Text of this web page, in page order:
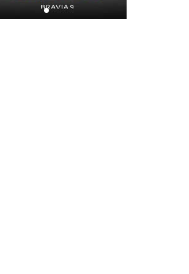
Хором бүр усаа